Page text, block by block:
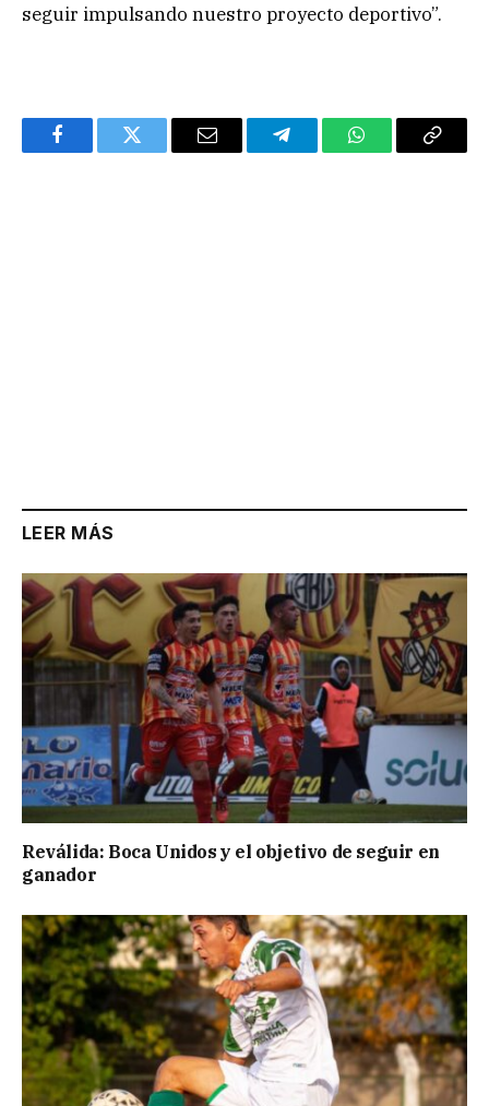
seguir impulsando nuestro proyecto deportivo”.
FacebookTwitter Email TelegramWhatsAppCopy
LEER MÁS
Reválida: Boca Unidos y el objetivo de seguir en
ganador